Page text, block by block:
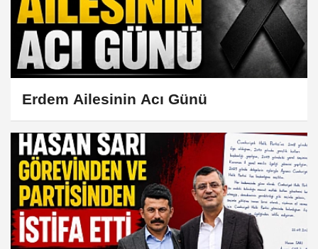
Erdem Ailesinin Acı Günü